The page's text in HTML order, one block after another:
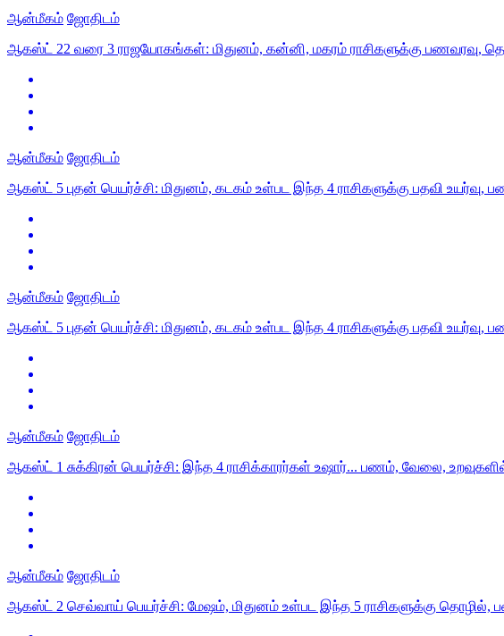
ஆன்மீகம் ஜோதிடம்
ஆகஸ்ட் 22 வரை 3 ராஜயோகங்கள்: மிதுனம், கன்னி, மகரம் ராசிகளுக்கு பணவரவு,
ஆன்மீகம் ஜோதிடம்
ஆகஸ்ட் 5 புதன் பெயர்ச்சி: மிதுனம், கடகம் உள்பட இந்த 4 ராசிகளுக்கு பதவி உயர்வு,
ஆன்மீகம் ஜோதிடம்
ஆகஸ்ட் 5 புதன் பெயர்ச்சி: மிதுனம், கடகம் உள்பட இந்த 4 ராசிகளுக்கு பதவி உயர்வு,
ஆன்மீகம் ஜோதிடம்
ஆகஸ்ட் 1 சுக்கிரன் பெயர்ச்சி: இந்த 4 ராசிக்காரர்கள் உஷார்... பணம், வேலை,
ஆன்மீகம் ஜோதிடம்
ஆகஸ்ட் 2 செவ்வாய் பெயர்ச்சி: மேஷம், மிதுனம் உள்பட இந்த 5 ராசிகளுக்கு தொழில்,